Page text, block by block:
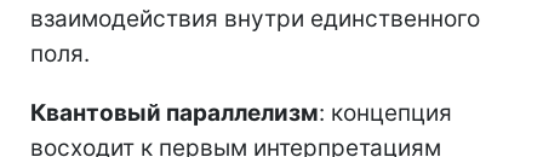
взаимодействия внутри единственного
поля.
Квантовый параллелизм: концепция
восходит к первым интерпретациям